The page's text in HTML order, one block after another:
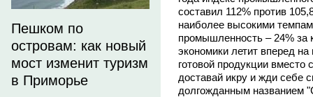
Пешком по
островам: как новый
мост изменит туризм
в Приморье
составил 112% против
наиболее высокими
промышленность – 24% за
экономики летит вперед
готовой продукции
доставай икру и жди себе
долгожданным названием